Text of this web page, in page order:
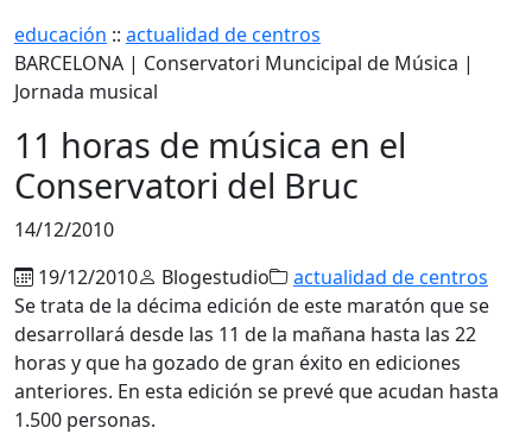
educación :: actualidad de centros
BARCELONA | Conservatori Muncicipal de Música |
Jornada musical
11 horas de música en el
Conservatori del Bruc
14/12/2010
19/12/2010
Blogestudio
actualidad de centros
Se trata de la décima edición de este maratón que se
desarrollará desde las 11 de la mañana hasta las 22
horas y que ha gozado de gran éxito en ediciones
anteriores. En esta edición se prevé que acudan hasta
1.500 personas.